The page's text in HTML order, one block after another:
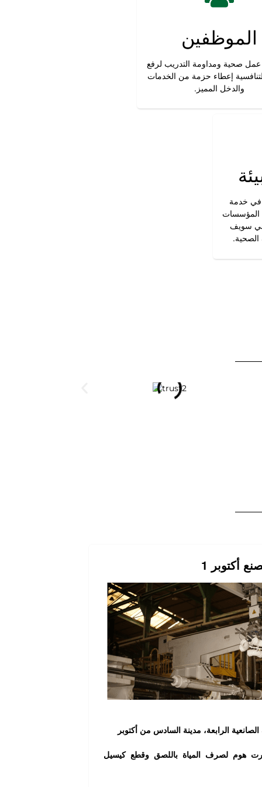
الموظفين
عمل صحية ومداومة التدريب لرفع
إعطاء حزمة من الخدمات
والدخل المميز.
في خدمة
المؤسسات
سويف
أكتوبر 1
هوم لصرف المياة باللصق وقطع كيسيل